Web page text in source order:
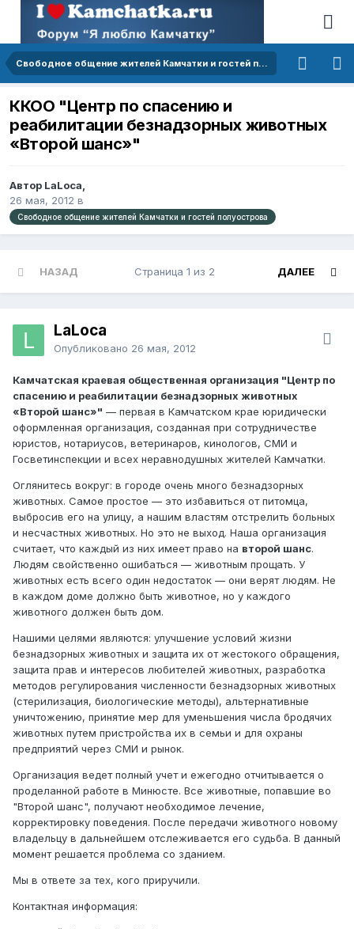
Свободное общение жителей Камчатки и гостей полуострова
ККОО "Центр по спасению и
реабилитации безнадзорных животных
«Второй шанс»"
Автор LaLoca,
26 мая, 2012 в
Свободное общение жителей Камчатки и гостей полуострова
НАЗАД ДАЛЕЕ
Страница 1 из 2
LaLoca
Опубликовано 26 мая, 2012
Камчатская краевая общественная организация "Центр по
спасению и реабилитации безнадзорных животных
«Второй шанс»" — первая в Камчатском крае юридически
оформленная организация, созданная при сотрудничестве
юристов, нотариусов, ветеринаров, кинологов, СМИ и
Госветинспекции и всех неравнодушных жителей Камчатки.
Оглянитесь вокруг: в городе очень много безнадзорных
животных. Самое простое — это избавиться от питомца,
выбросив его на улицу, а нашим властям отстрелить больных
и несчастных животных. Но это не выход. Наша организация
считает, что каждый из них имеет право на второй шанс.
Людям свойственно ошибаться — животным прощать. У
животных есть всего один недостаток — они верят людям. Не
в каждом доме должно быть животное, но у каждого
животного должен быть дом.
Нашими целями являются: улучшение условий жизни
безнадзорных животных и защита их от жестокого обращения,
защита прав и интересов любителей животных, разработка
методов регулирования численности безнадзорных животных
(стерилизация, биологические методы), альтернативные
уничтожению, принятие мер для уменьшения числа бродячих
животных путем пристройства их в семьи и для охраны
предприятий через СМИ и рынок.
Организация ведет полный учет и ежегодно отчитывается о
проделанной работе в Минюсте. Все животные, попавшие во
"Второй шанс", получают необходимое лечение,
корректировку поведения. После передачи животного новому
владельцу в дальнейшем отслеживается его судьба. В данный
момент решается проблема со зданием.
Мы в ответе за тех, кого приручили.
Контактная информация: